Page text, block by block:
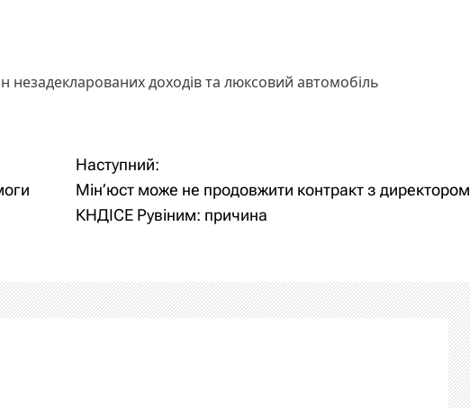
незадекларованих доходів та люксовий автомобіль
Наступний:
Мін’юст може не продовжити контракт з директором
КНДІСЕ Рувіним: причина